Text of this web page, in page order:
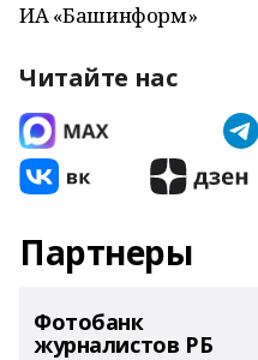
ИА «Башинформ»
Читайте нас
Партнеры
Фотобанк
журналистов РБ